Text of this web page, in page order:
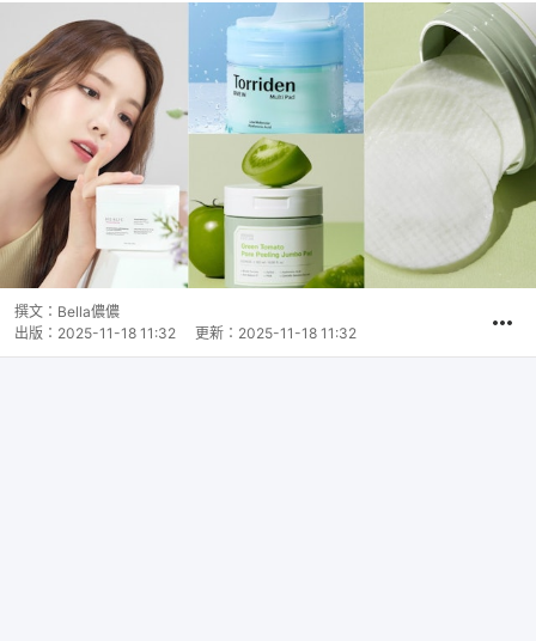
撰文： Bella儂儂
出版： 2025-11-18 11:32 更新： 2025-11-18 11:32